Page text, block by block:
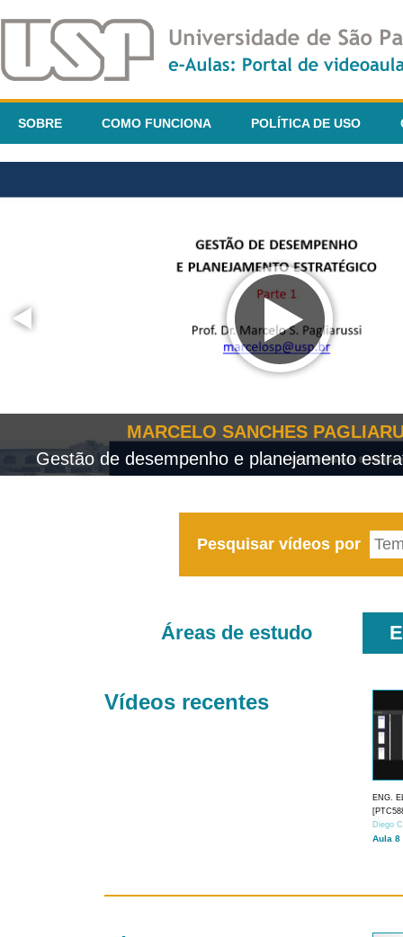
SOBRE COMO FUNCIONA POLÍTICA DE USO
MARCELO SANCHES
Gestão de desempenho e planejamento
Pesquisar vídeos por
Áreas de estudo
Vídeos recentes
ENG.
Diego
Aula 8